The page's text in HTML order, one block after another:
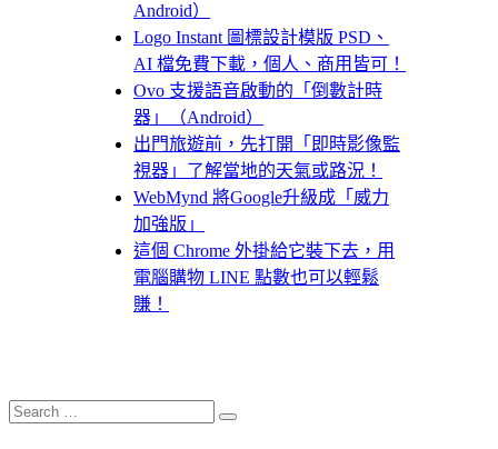
Android）
Logo Instant 圖標設計模版 PSD、
AI 檔免費下載，個人、商用皆可！
Ovo 支援語音啟動的「倒數計時
器」（Android）
出門旅遊前，先打開「即時影像監
視器」了解當地的天氣或路況！
WebMynd 將Google升級成「威力
加強版」
這個 Chrome 外掛給它裝下去，用
電腦購物 LINE 點數也可以輕鬆
賺！
Search
for:
Search